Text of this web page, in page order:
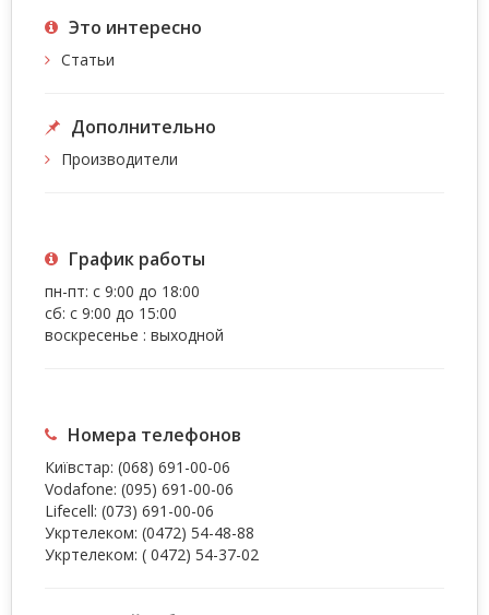
Это интересно
Статьи
Дополнительно
Производители
График работы
пн-пт: с 9:00 до 18:00
сб: с 9:00 до 15:00
воскресенье : выходной
Номера телефонов
Київстар: (068) 691-00-06
Vodafone: (095) 691-00-06
Lifecell: (073) 691-00-06
Укртелеком: (0472) 54-48-88
Укртелеком: ( 0472) 54-37-02